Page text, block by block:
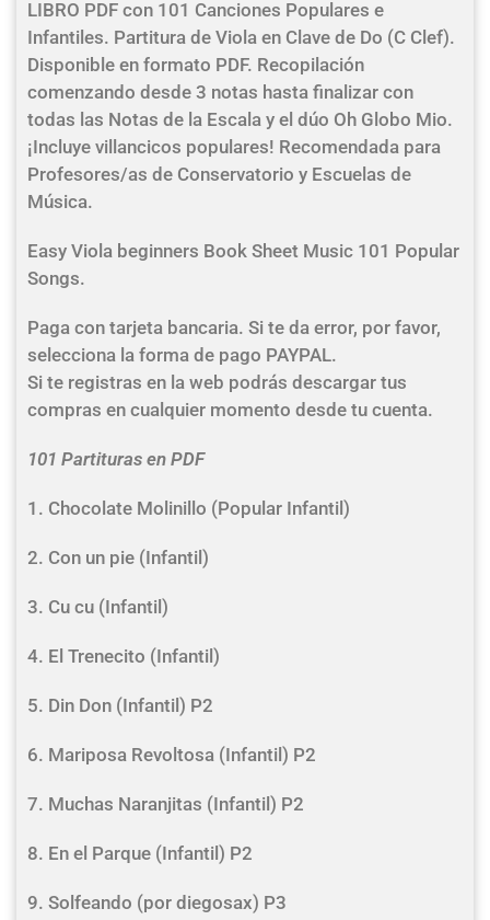
LIBRO PDF con 101 Canciones Populares e
Infantiles. Partitura de Viola en Clave de Do (C Clef).
Disponible en formato PDF. Recopilación
comenzando desde 3 notas hasta finalizar con
todas las Notas de la Escala y el dúo Oh Globo Mio.
¡Incluye villancicos populares! Recomendada para
Profesores/as de Conservatorio y Escuelas de
Música.
Easy Viola beginners Book Sheet Music 101 Popular
Songs.
Paga con tarjeta bancaria. Si te da error, por favor,
selecciona la forma de pago PAYPAL.
Si te registras en la web podrás descargar tus
compras en cualquier momento desde tu cuenta.
101 Partituras en PDF
1. Chocolate Molinillo (Popular Infantil)
2. Con un pie (Infantil)
3. Cu cu (Infantil)
4. El Trenecito (Infantil)
5. Din Don (Infantil) P2
6. Mariposa Revoltosa (Infantil) P2
7. Muchas Naranjitas (Infantil) P2
8. En el Parque (Infantil) P2
9. Solfeando (por diegosax) P3